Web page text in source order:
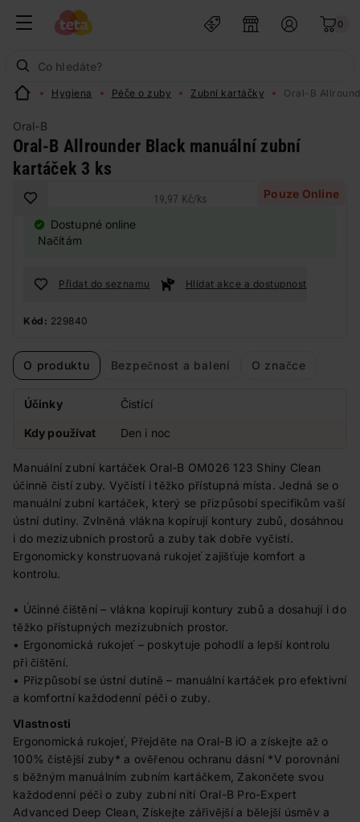
0
Hygiena Péče o zuby Zubní kartáčky Oral-B
Oral-B
Oral-B Allrounder Black manuální zubní
kartáček 3 ks
Pouze Online
19,97 Kč/ks
Dostupné online
Načítám
Přidat do seznamu Hlídat akce a dostupnost
Kód: 229840
O produktu Bezpečnost a balení O značce
Účinky Čistící
Kdy používat Den i noc
Manuální zubní kartáček Oral-B OM026 123 Shiny Clean
účinně čistí zuby. Vyčistí i těžko přístupná místa. Jedná se o
manuální zubní kartáček, který se přizpůsobí specifikům vaší
ústní dutiny. Zvlněná vlákna kopírují kontury zubů, dosáhnou
i do mezizubních prostorů a zuby tak dobře vyčistí.
Ergonomicky konstruovaná rukojeť zajišťuje komfort a
kontrolu.
• Účinné čištění – vlákna kopírují kontury zubů a dosahují i do
těžko přístupných mezizubních prostor.
• Ergonomická rukojeť – poskytuje pohodlí a lepší kontrolu
při čištění.
• Přizpůsobí se ústní dutině – manuální kartáček pro efektivní
a komfortní každodenní péči o zuby.
Vlastnosti
Ergonomická rukojeť, Přejděte na Oral-B iO a získejte až o
100% čistější zuby* a ověřenou ochranu dásní *V porovnání
s běžným manuálním zubním kartáčkem, Zakončete svou
každodenní péči o zuby zubní nití Oral-B Pro-Expert
Advanced Deep Clean, Získejte zářivější a bělejší úsměv a